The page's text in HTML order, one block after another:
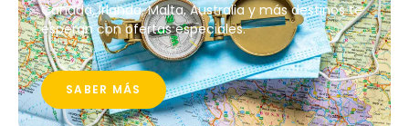
Canadá, Irlanda, Malta, Australia y más destinos te
esperan con ofertas especiales.
SABER MÁS